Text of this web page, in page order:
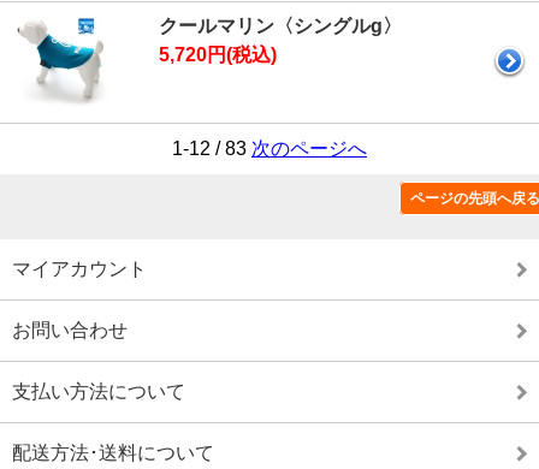
クールマリン〈シングルg〉
5,720円(税込)
1-12 / 83 次のページへ
ページの先頭へ戻る
マイアカウント
お問い合わせ
支払い方法について
配送方法･送料について